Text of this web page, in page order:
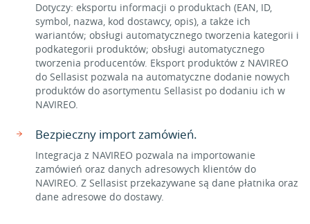
Dotyczy: eksportu informacji o produktach (EAN, ID,
symbol, nazwa, kod dostawcy, opis), a także ich
wariantów; obsługi automatycznego tworzenia kategorii i
podkategorii produktów; obsługi automatycznego
tworzenia producentów. Eksport produktów z NAVIREO
do Sellasist pozwala na automatyczne dodanie nowych
produktów do asortymentu Sellasist po dodaniu ich w
NAVIREO.
Bezpieczny import zamówień.
Integracja z NAVIREO pozwala na importowanie
zamówień oraz danych adresowych klientów do
NAVIREO. Z Sellasist przekazywane są dane płatnika oraz
dane adresowe do dostawy.